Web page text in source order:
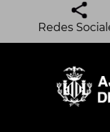
Redes